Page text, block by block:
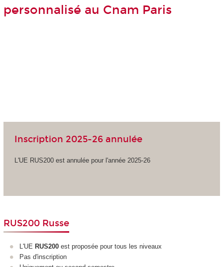
personnalisé au Cnam Paris
Inscription 2025-26 annulée
L'UE RUS200 est annulée pour l'année 2025-26
RUS200 Russe
L'UE RUS200 est proposée pour tous les niveaux
Pas d'inscription